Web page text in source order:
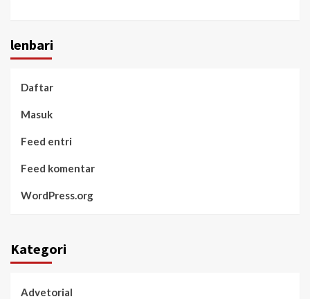
lenbari
Daftar
Masuk
Feed entri
Feed komentar
WordPress.org
Kategori
Advetorial